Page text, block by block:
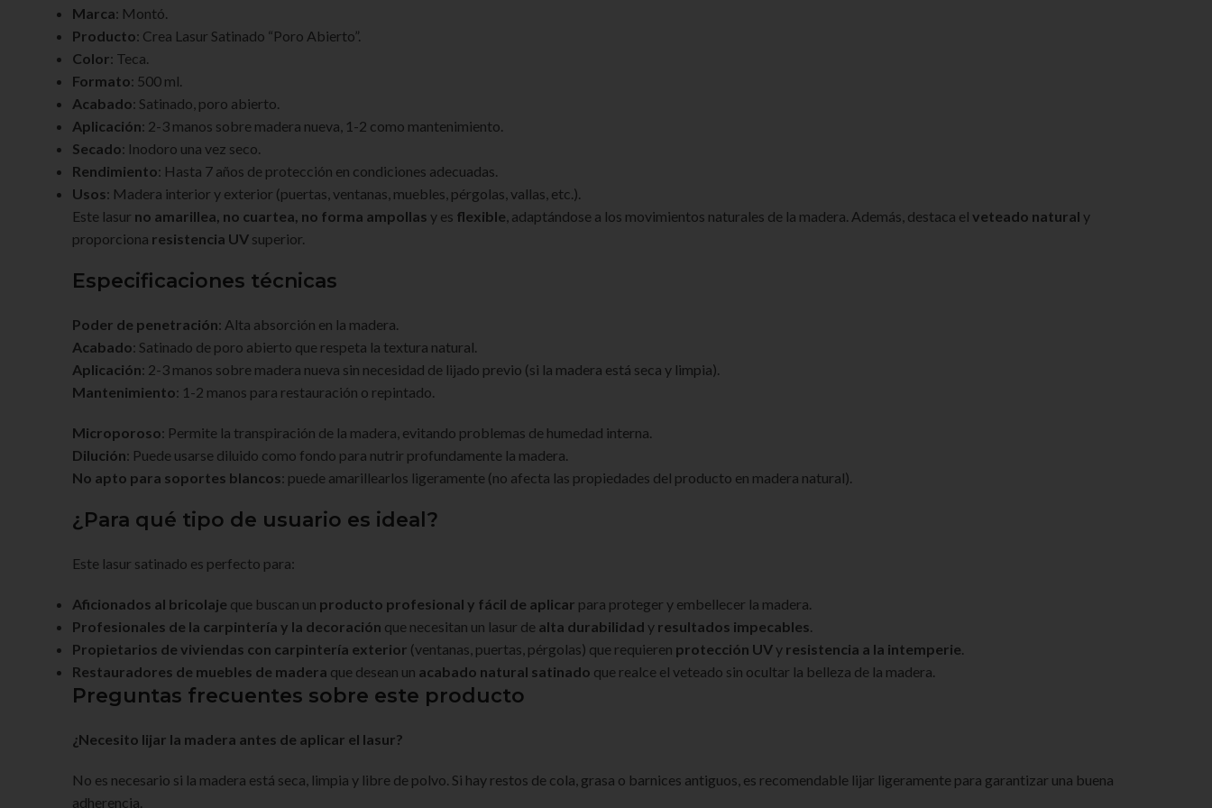
Marca: Montó.
Producto: Crea Lasur Satinado “Poro Abierto”.
Color: Teca.
Formato: 500 ml.
Acabado: Satinado, poro abierto.
Aplicación: 2-3 manos sobre madera nueva, 1-2 como mantenimiento.
Secado: Inodoro una vez seco.
Rendimiento: Hasta 7 años de protección en condiciones adecuadas.
Usos: Madera interior y exterior (puertas, ventanas, muebles, pérgolas, vallas, etc.).
Este lasur no amarillea, no cuartea, no forma ampollas y es flexible, adaptándose a los movimientos naturales de la madera. Además, destaca el veteado natural y
proporciona resistencia UV superior.
Especificaciones técnicas
Poder de penetración: Alta absorción en la madera.
Acabado: Satinado de poro abierto que respeta la textura natural.
Aplicación: 2-3 manos sobre madera nueva sin necesidad de lijado previo (si la madera está seca y limpia).
Mantenimiento: 1-2 manos para restauración o repintado.
Microporoso: Permite la transpiración de la madera, evitando problemas de humedad interna.
Dilución: Puede usarse diluido como fondo para nutrir profundamente la madera.
No apto para soportes blancos: puede amarillearlos ligeramente (no afecta las propiedades del producto en madera natural).
¿Para qué tipo de usuario es ideal?
Este lasur satinado es perfecto para:
Aficionados al bricolaje que buscan un producto profesional y fácil de aplicar para proteger y embellecer la madera.
Profesionales de la carpintería y la decoración que necesitan un lasur de alta durabilidad y resultados impecables.
Propietarios de viviendas con carpintería exterior (ventanas, puertas, pérgolas) que requieren protección UVy resistencia a la intemperie.
Restauradores de muebles de madera que desean un acabado natural satinado que realce el veteado sin ocultar la belleza de la madera.
Preguntas frecuentes sobre este producto
¿Necesito lijar la madera antes de aplicar el lasur?
No es necesario si la madera está seca, limpia y libre de polvo. Si hay restos de cola, grasa o barnices antiguos, es recomendable lijar ligeramente para garantizar una buena
adherencia.